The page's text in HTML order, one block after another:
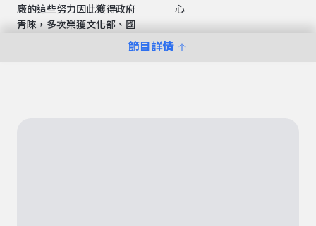
節目詳情
廠的這些努力因此獲得政府
青睞，多次榮獲文化部、國
心